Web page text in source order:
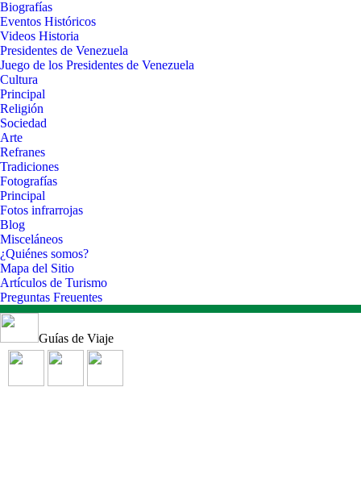
Biografías
Eventos Históricos
Videos Historia
Presidentes de Venezuela
Juego de los Presidentes de Venezuela
Cultura
Principal
Religión
Sociedad
Arte
Refranes
Tradiciones
Fotografías
Principal
Fotos infrarrojas
Blog
Misceláneos
¿Quiénes somos?
Mapa del Sitio
Artículos de Turismo
Preguntas Freuentes
Guías de Viaje